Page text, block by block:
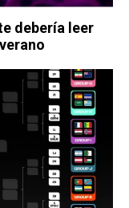
debería leer